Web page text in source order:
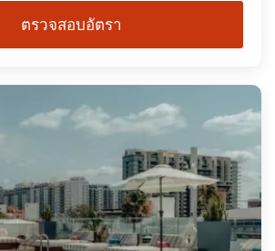
ตรวจสอบอัตรา